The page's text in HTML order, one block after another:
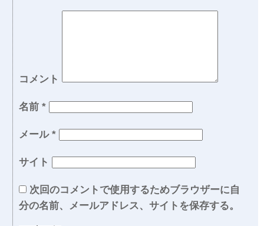
コメント
名前 *
メール *
サイト
次回のコメントで使用するためブラウザーに自
分の名前、メールアドレス、サイトを保存する。